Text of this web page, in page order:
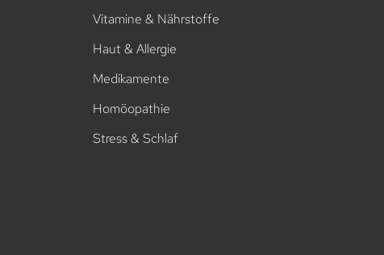
Vitamine & Nährstoffe
Haut & Allergie
Medikamente
Homöopathie
Stress & Schlaf